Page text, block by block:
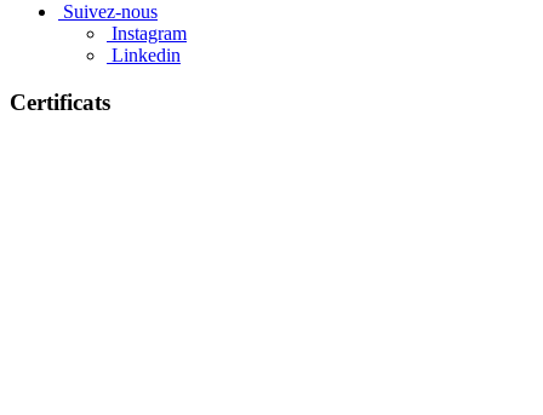
Suivez-nous
Instagram
Linkedin
Certificats